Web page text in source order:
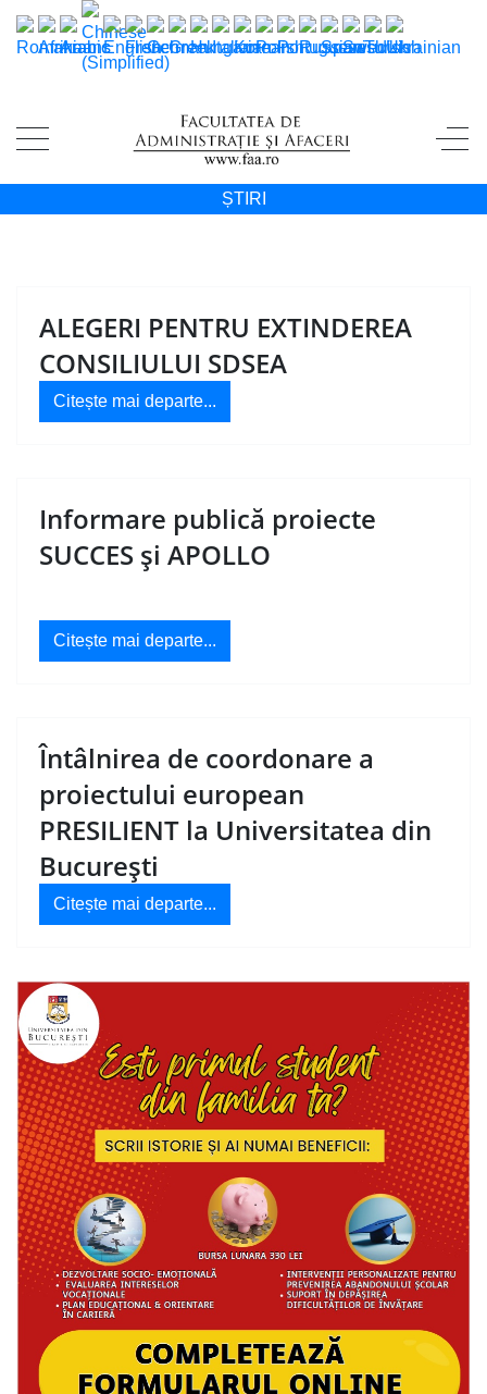
ȘTIRI
ALEGERI PENTRU EXTINDEREA
CONSILIULUI SDSEA
Citește mai departe...
Informare publică proiecte
SUCCES și APOLLO
Citește mai departe...
Întâlnirea de coordonare a
proiectului european
PRESILIENT la Universitatea din
București
Citește mai departe...